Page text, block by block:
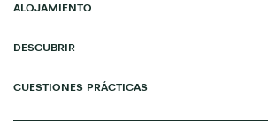
ALOJAMIENTO
DESCUBRIR
CUESTIONES PRÁCTICAS